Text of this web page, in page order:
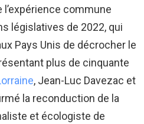
commune
législatives de 2022, qui
Pays Unis de décrocher le
plus de cinquante
, Jean-Luc Davezac et
la reconduction de la
et écologiste de